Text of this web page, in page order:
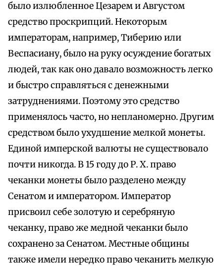
было излюбленное Цезарем и Августом
средство проскрипций. Некоторым
императорам, например, Тиберию или
Веспасиану, было на руку осуждение богатых
людей, так как оно давало возможность легко
и быстро справляться с денежными
затруднениями. Поэтому это средство
применялось часто, но непланомерно. Другим
средством было ухудшение мелкой монеты.
Единой имперской валюты не существовало
почти никогда. В 15 году до Р. Х. право
чеканки монеты было разделено между
Сенатом и императором. Император
присвоил себе золотую и серебряную
чеканку, право же медной чеканки было
сохранено за Сенатом. Местные общины
также имели нередко право чеканить мелкую